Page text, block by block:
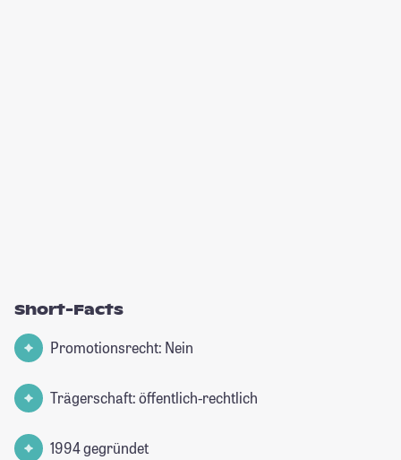
Short-Facts
Promotionsrecht: Nein
Trägerschaft: öffentlich-rechtlich
1994 gegründet